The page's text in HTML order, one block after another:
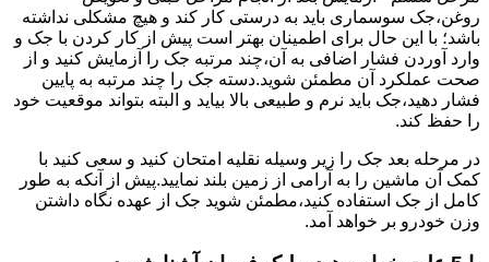
روغن،جک سوسماری باید به درستی کار کند و هیچ مشکلی نداشته
باشد؛ با این حال برای اطمینان بهتر است پیش از کار کردن با جک و
وارد آوردن فشار اضافی به آن،چند مرتبه جک را آزمایش کنید و از
صحت عملکرد آن مطمئن شوید.دسته جک را چند مرتبه به پایین
فشار دهید،جک باید نرم و طبیعی بالا بیاید و البته بتواند موقعیت خود
را حفظ کند.
در مرحله بعد جک را زیر وسیله نقلیه امتحان کنید و سعی کنید با
کمک آن ماشین را به آرامی از زمین بلند نمایید.پیش از آنکه به طور
کامل از جک استفاده کنید،مطمئن شوید جک از عهده نگاه داشتن
وزن خودرو بر خواهد آمد.